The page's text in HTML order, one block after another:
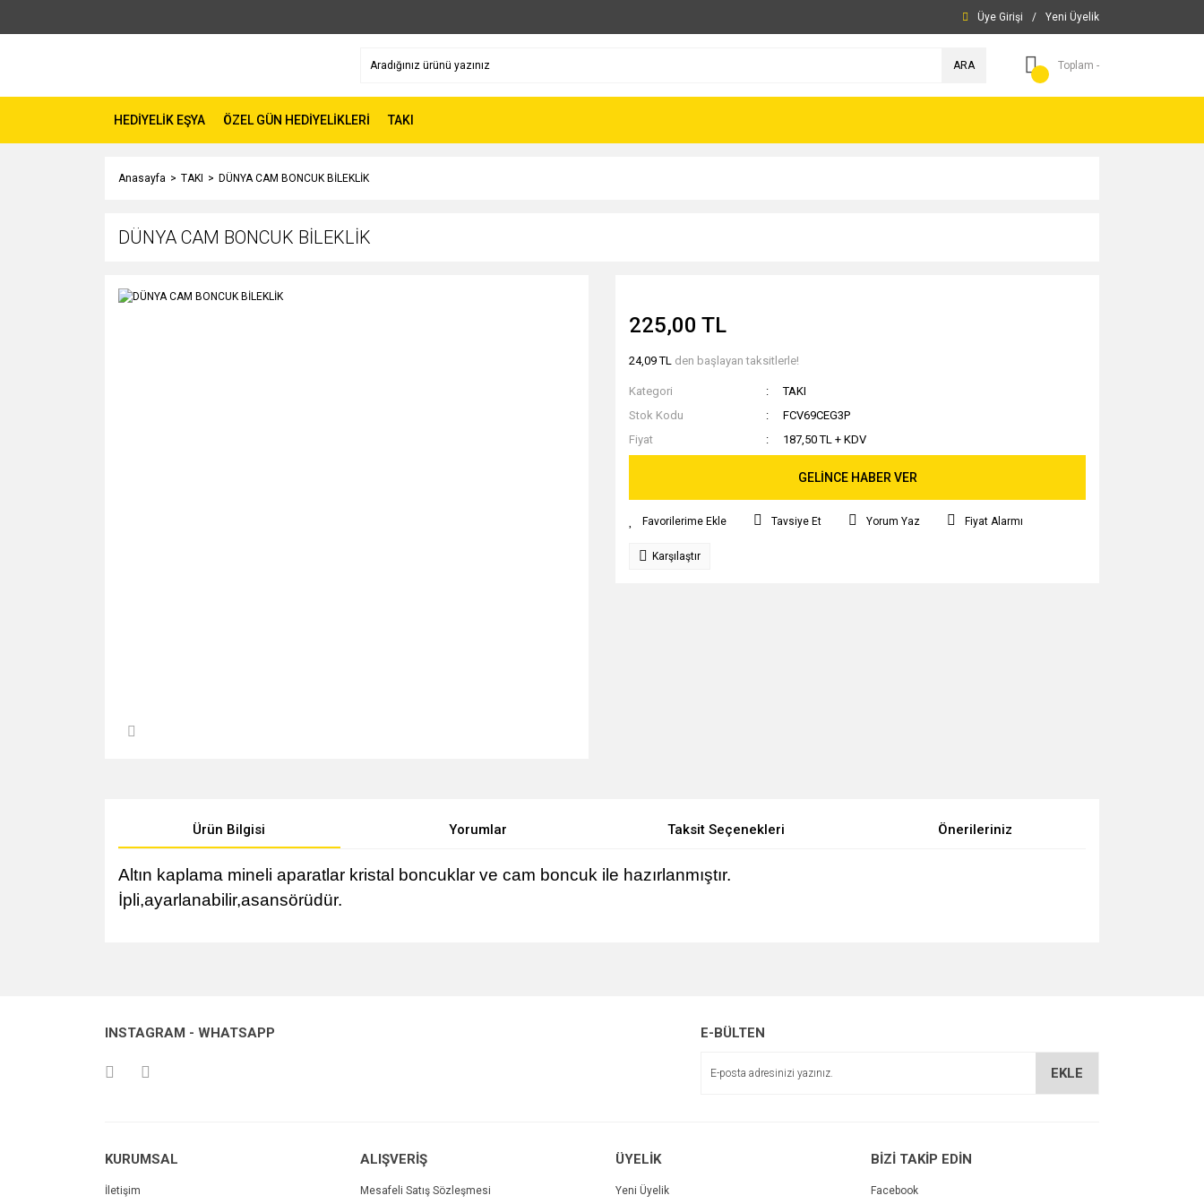
Üye Girişi / Yeni Üyelik
ARA Toplam -
HEDİYELİK EŞYA ÖZEL GÜN HEDİYELİKLERİ TAKI
Anasayfa TAKI DÜNYA CAM BONCUK BİLEKLİK
DÜNYA CAM BONCUK BİLEKLİK
225,00 TL
24,09 TL den başlayan taksitlerle!
Kategori
TAKI
Stok Kodu
FCV69CEG3P
Fiyat
187,50 TL + KDV
GELİNCE HABER VER
Tavsiye Et Yorum Yaz Fiyat Alarmı
Karşılaştır
Ürün Bilgisi Yorumlar Taksit Seçenekleri Önerileriniz
Altın kaplama mineli aparatlar kristal boncuklar ve cam boncuk ile hazırlanmıştır.
İpli,ayarlanabilir,asansörüdür.
Ürün açıklamasında eksik bilgiler bulunuyor.
INSTAGRAM - WHATSAPP E-BÜLTEN
EKLE
KURUMSAL
İletişim
ALIŞVERİŞ
Mesafeli Satış Sözleşmesi
ÜYELİK
Yeni Üyelik
BİZİ TAKİP EDİN
Facebook